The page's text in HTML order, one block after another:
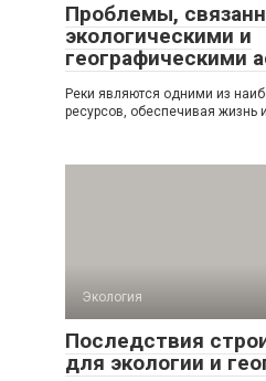
Проблемы,
экологическими и
географическими
Реки являются одними из
ресурсов, обеспечивая жизнь
Экология
Последствия
для экологии и